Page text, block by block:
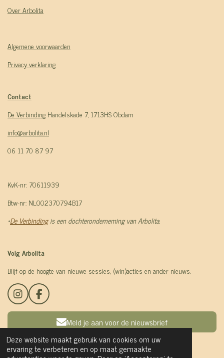
Deze website maakt gebruik van cookies om uw
ervaring te verbeteren en op maat gemaakte
Over Arbolita
Algemene voorwaarden
Privacy verklaring
Contact
De Verbinding Handelskade 7, 1713HS Obdam
info@arbolita.nl
06 11 70 87 97
KvK-nr: 70611939
Btw-nr: NL002370794B17
*De Verbindingis een dochteronderneming van Arbolita.
Volg Arbolita
Blijf op de hoogte van nieuwe sessies, (win)acties en ander nieuws.
I
n
t
a
g
r
F
a
e
b
o
o
Meld je aan voor de nieuwsbrief
© 2024 - 2026 Arbolita